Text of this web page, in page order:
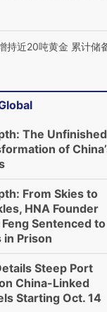
世代 用街头抗争将教
别呈现】寻找100种
意思的生活方式·第三对
持近20吨黄金 累计储
The Unfinished
of
From Skies to
HNA Founder
Sentenced to
in Prison
Steep Port
China-Linked
Starting Oct. 14